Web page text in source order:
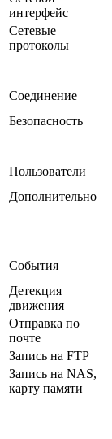
интерфейс
Сетевые
протоколы
Соединение
Безопасность
Пользователи
Дополнительно
События
Детекция
движения
Отправка по
почте
Запись на FTP
Запись на NAS,
карту памяти